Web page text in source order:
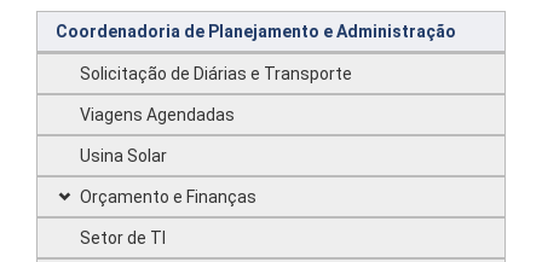
Coordenadoria de Planejamento e Administração
Solicitação de Diárias e Transporte
Viagens Agendadas
Usina Solar
Orçamento e Finanças
Setor de TI